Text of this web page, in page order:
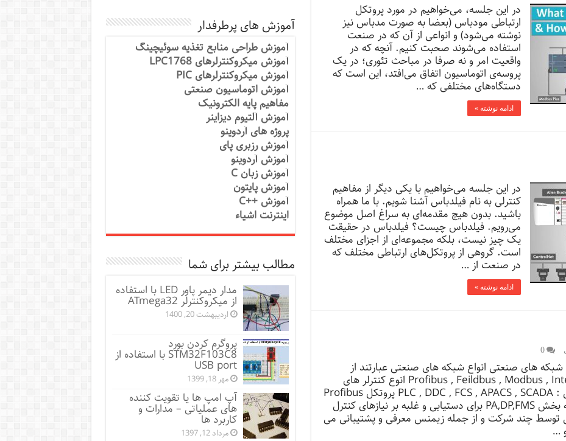
در این جلسه، می‌خواهیم در مورد پروتکل
ارتباطی مودباس (بعضا به صورت مدباس نیز
نوشته می‌شود) و انواعی از آن که در صنعت
استفاده می‌شوند صحبت کنیم. آنچه که در
واقعیت امر و نه صرفا در مباحث تئوری؛ در یک
پروسه‌ی اتوماسیون اتفاق می‌افتد، این است که
دستگاه‌های مختلفی که …
ادامه نوشته »
در این جلسه می‌خواهیم با یکی دیگر از مفاهیم
کنترلی به نام فیلدباس آشنا شویم. با ما همراه
باشید. بدون هیچ مقدمه‌ای به سراغ اصل موضوع
می‌رویم. فیلدباس چیست؟ فیلدباس در حقیقت
یک چیز نیست، بلکه مجموعه‌ای از اجزای مختلف
است. گروهی از پروتکل‌های ارتباطی مختلف که
در صنعت از …
ادامه نوشته »
0
های صنعتی انواع شبکه های صنعتی عبارتند از
Profibus , Feildbus , Modbus , Interbus انوع کنترلر های
صنعتی : PLC , DDC , FCS , APACS , SCADA پروتکل Profibus
در سه بخش PA,DP,FMS برای دستیابی و غلبه بر نیازهای کنترل
توسط چند شرکت و از جمله زیمنس معرفی و پشتیبانی می
…
آموزش های پرطرفدار
آموزش طراحی منابع تغذیه سوئیچینگ
آموزش میکروکنترلرهای LPC1768
آموزش میکروکنترلرهای PIC
آموزش اتوماسیون صنعتی
مفاهیم پایه الکترونیک
آموزش آلتیوم دیزاینر
پروژه های آردوینو
آموزش رزبری پای
آموزش آردوینو
آموزش زبان C
آموزش پایتون
آموزش ++C
اینترنت اشیاء
مطالب بیشتر برای شما
مدار دیمر پاور LED با استفاده
از میکروکنترلر ATmega32
اردیبهشت 20, 1400
پروگرم کردن بورد
STM32F103C8 با استفاده از
USB port
مهر 18, 1399
آپ امپ ها یا تقویت کننده
های عملیاتی – مدارات و
کاربرد ها
مرداد 12, 1397